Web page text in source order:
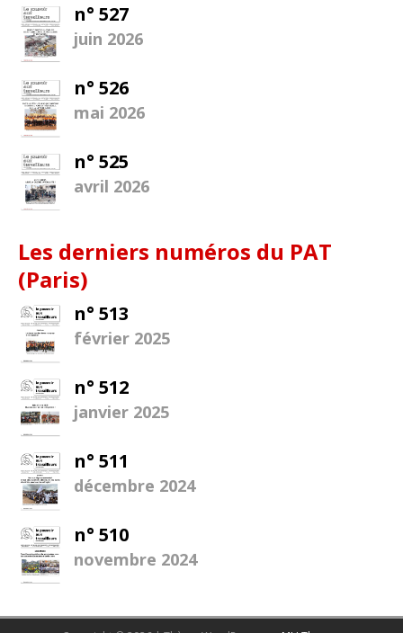
n° 527
juin 2026
n° 526
mai 2026
n° 525
avril 2026
Les derniers numéros du PAT
(Paris)
n° 513
février 2025
n° 512
janvier 2025
n° 511
décembre 2024
n° 510
novembre 2024